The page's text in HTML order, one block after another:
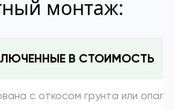
монтаж:
В СТОИМОСТЬ
с откосом грунта или